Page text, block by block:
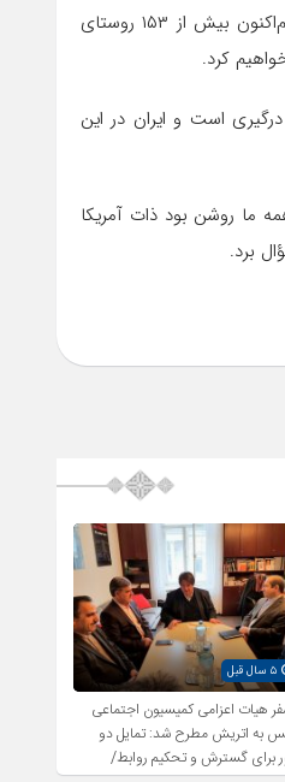
وی بابیان اینکه قبل از فعالیت دولت فعلی ۳۳ روستای شهرستان از نعمت گاز برخوردار بودند افزود: هم‌اکنون بیش از ۱۵۳ روستای
کرد.
است و ایران در این
ما روشن بود ذات آمریکا
برد.
هیات اعزامی کمیسیون اجتماعی
به اتریش مطرح شد: تمایل دو
برای گسترش و تحکیم روابط/